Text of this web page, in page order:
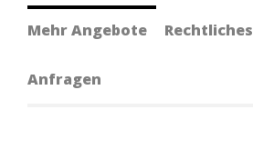
Mehr Angebote Rechtliches
Anfragen